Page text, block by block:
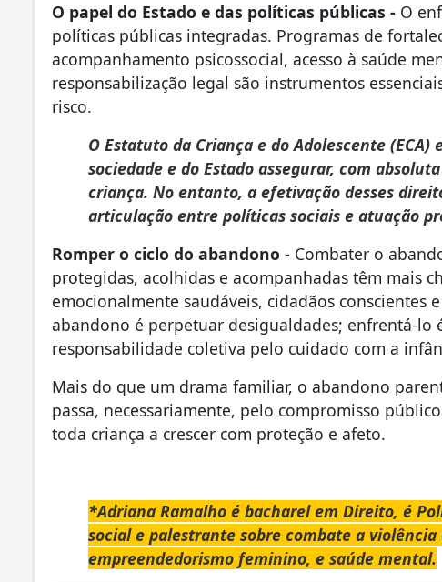
O papel do Estado e das políticas públicas - O
políticas públicas integradas. Programas de
acompanhamento psicossocial, acesso à saúde
responsabilização legal são instrumentos
risco.
O Estatuto da Criança e do Adolescente
sociedade e do Estado assegurar, com
criança. No entanto, a efetivação desses
articulação entre políticas sociais e atuação
Romper o ciclo do abandono - Combater o
protegidas, acolhidas e acompanhadas têm mais
emocionalmente saudáveis, cidadãos conscientes
abandono é perpetuar desigualdades; enfrentá-lo
responsabilidade coletiva pelo cuidado com a
Mais do que um drama familiar, o abandono
passa, necessariamente, pelo compromisso
toda criança a crescer com proteção e afeto.
*Adriana Ramalho é bacharel em Direito, é
social e palestrante sobre combate a
empreendedorismo feminino, e saúde mental.